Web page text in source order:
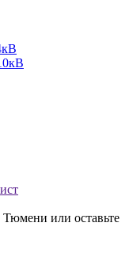
Тюмени или оставьте